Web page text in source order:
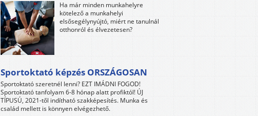
Ha már minden munkahelyre
kötelező a munkahelyi
elsősegélynyújtó, miért ne tanulnál
otthonról és élvezetesen?
Sportoktató képzés ORSZÁGOSAN
Sportoktató szeretnél lenni? EZT IMÁDNI FOGOD!
Sportoktató tanfolyam 6-8 hónap alatt profiktól! ÚJ
TÍPUSÚ, 2021-től indítható szakképesítés. Munka és
család mellett is könnyen elvégezhető.